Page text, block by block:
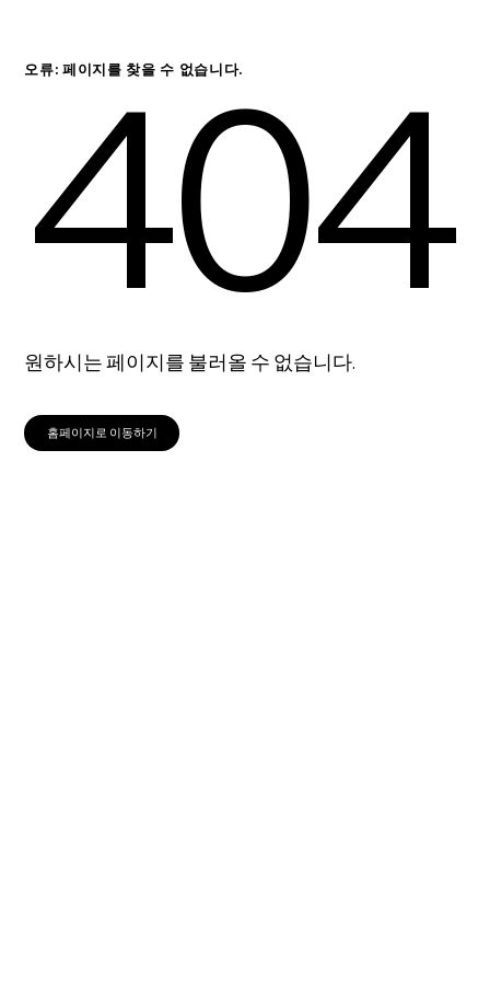
오류: 페이지를 찾을 수 없습니다.
404
원하시는 페이지를 불러올 수 없습니다.
홈페이지로 이동하기